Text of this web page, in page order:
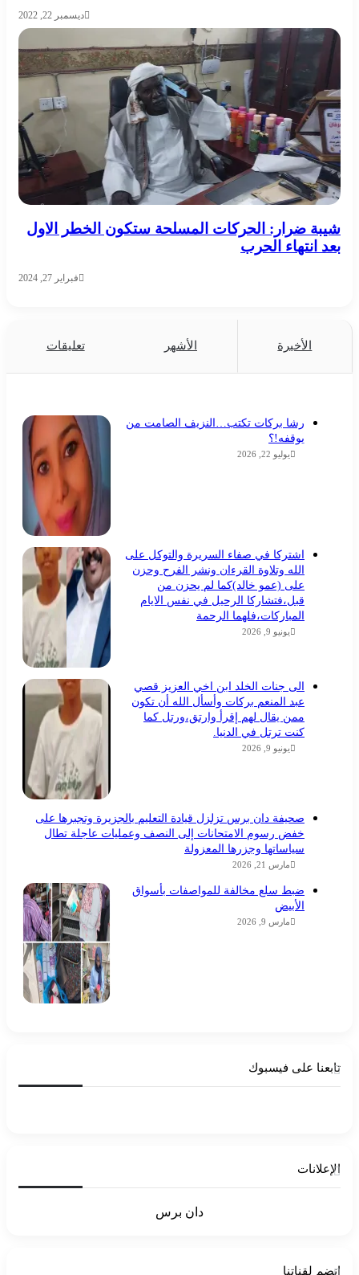
ديسمبر 22, 2022
شيبة ضرار: الحركات المسلحة ستكون الخطر الاول
بعد انتهاء الحرب
فبراير 27, 2024
الأخيرة الأشهر تعليقات
رشا بركات تكتب…النزيف الصامت من
يوقفه!؟
يوليو 22, 2026
اشتركا في صفاء السريرة والتوكل على
الله وتلاوة القرءان ونشر الفرح وحزن
على (عمو خالد)كما لم يحزن من
قبل،فتشاركا الرحيل في نفس الايام
المباركات،فلهما الرحمة
يونيو 9, 2026
الى جنات الخلد ابن اخي العزيز قصي
عبد المنعم بركات وأسأل الله أن تكون
ممن يقال لهم إقرأ وارتق،ورتل كما
كنت ترتل في الدنيا.
يونيو 9, 2026
صحيفة دان برس تزلزل قيادة التعليم بالجزيرة وتجبرها على
خفض رسوم الامتحانات إلى النصف وعمليات عاجلة تطال
سياساتها وجزرها المعزولة
مارس 21, 2026
ضبط سلع مخالفة للمواصفات بأسواق
الأبيض
مارس 9, 2026
تابعنا على فيسبوك
الإعلانات
دان برس
إنضم لقناتنا